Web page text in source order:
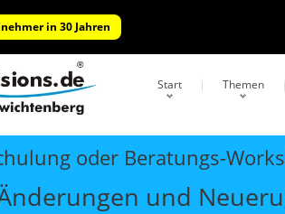
in 30 Jahren
Start Themen
oder Beratungs-
und